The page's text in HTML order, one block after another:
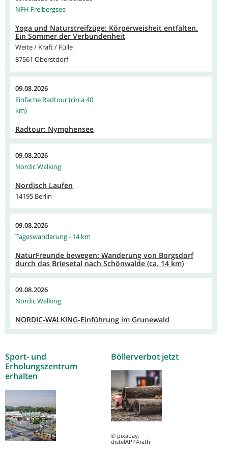
NFH Freibergsee
Yoga und Naturstreifzüge: Körperweisheit entfalten.
Ein Sommer der Verbundenheit
Weite / Kraft / Fülle
87561 Oberstdorf
09.08.2026
Einfache Radtour (circa 40
km)
Radtour: Nymphensee
09.08.2026
Nordic Walking
Nordisch Laufen
14195 Berlin
09.08.2026
Tageswanderung - 14 km
NaturFreunde bewegen: Wanderung von Borgsdorf
durch das Briesetal nach Schönwalde (ca. 14 km)
09.08.2026
Nordic Walking
NORDIC-WALKING-Einführung im Grunewald
Sport- und
Erholungszentrum
erhalten
Böllerverbot jetzt
© pixabay:
distelAPPArath